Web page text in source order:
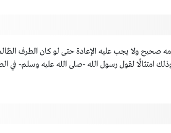
ولا يجب عليه الإعادة حتى لو كان الطرف
امتثالًا لقول رسول الله -صلى الله عليه وسلم- في